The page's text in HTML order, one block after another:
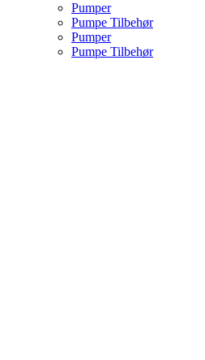
Pumper
Pumpe Tilbehør
Pumper
Pumpe Tilbehør